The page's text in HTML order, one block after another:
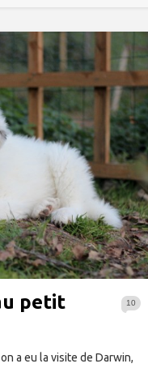
10
petit
a eu la visite de Darwin,